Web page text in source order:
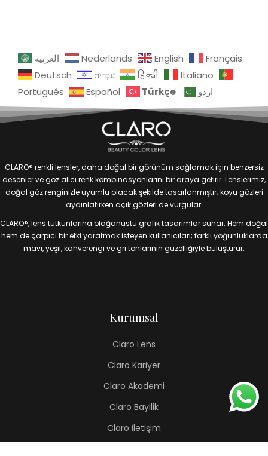
العربية Nederlands English
Français
Deutsch
עִבְרִית हिन्दी
Italiano
Português
Español Türkçe اردو
CLARO® renkli lensler, daha doğal bir görünüm sağlamak için benzersiz
desenler ve göz alıcı renk kombinasyonlarını bir araya getirir. Lenslerimiz,
doğal göz renginizle uyumlu olacak şekilde tasarlanmıştır; koyu gözleri
aydınlatırken açık gözleri de vurgular.
CLARO®, lens tutkunlarına olağanüstü grafik tasarımlar sunar. Hem doğal
hem de çarpıcı bir etki yaratmak isteyen kullanıcıları; farklı yoğunluklarda
mavi, yeşil, kahverengi ve gri tonlarının güzelliğiyle buluşturur.
Kurumsal
Claro Lens
Claro Kariyer
Claro Akademi
Claro Bayilik
Claro İletişim